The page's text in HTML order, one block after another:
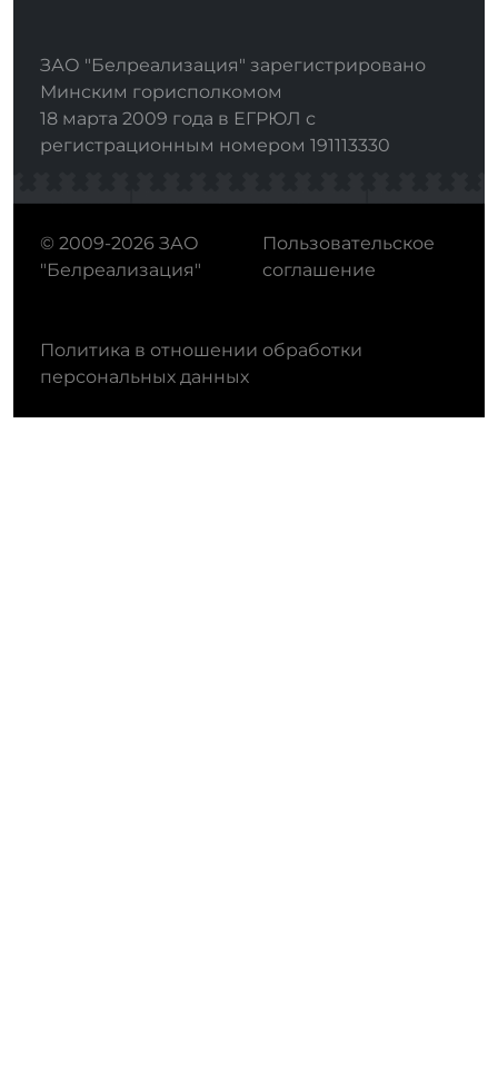
ЗАО "Белреализация" зарегистрировано
Минским горисполкомом
18 марта 2009 года в ЕГРЮЛ с
регистрационным номером 191113330
© 2009-2026 ЗАО
"Белреализация"
Пользовательское
соглашение
Политика в отношении обработки
персональных данных